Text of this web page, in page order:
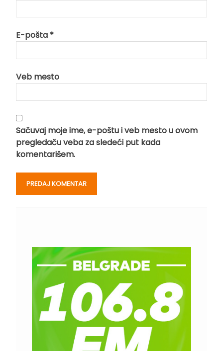
E-pošta *
Veb mesto
Sačuvaj moje ime, e-poštu i veb mesto u ovom
pregledaču veba za sledeći put kada
komentarišem.